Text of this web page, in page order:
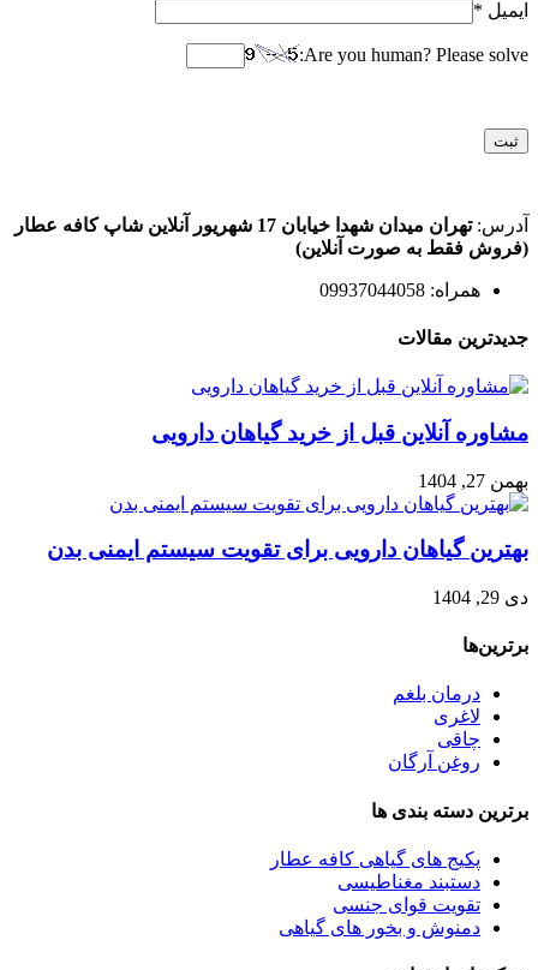
ایمیل *
Are you human? Please solve:
آدرس:تهران میدان شهدا خیابان 17 شهریور آنلاین شاپ کافه عطار
(فروش فقط به صورت آنلاین)
همراه: 09937044058
جدیدترین مقالات
مشاوره آنلاین قبل از خرید گیاهان دارویی
بهمن 27, 1404
بهترین گیاهان دارویی برای تقویت سیستم ایمنی بدن
دی 29, 1404
برترین‌ها
درمان بلغم
لاغری
چاقی
روغن آرگان
برترین‌ دسته بندی ها
پکیج های گیاهی کافه عطار
دستبند مغناطیسی
تقویت قوای جنسی
دمنوش و بخور های گیاهی